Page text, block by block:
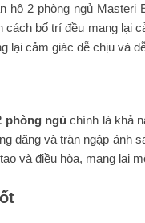
hộ 2 phòng ngủ
bố trí đều mang
lại cảm giác dễ chịu và
phòng ngủ chính là khả
đãng và tràn ngập
và điều hòa, mang lại